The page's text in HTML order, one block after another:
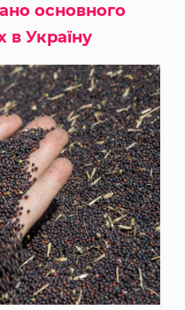
основного
в Україну